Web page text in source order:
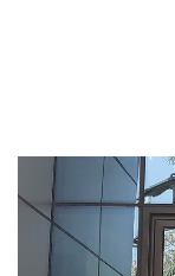
الأنظمة الذكية
الإعلام